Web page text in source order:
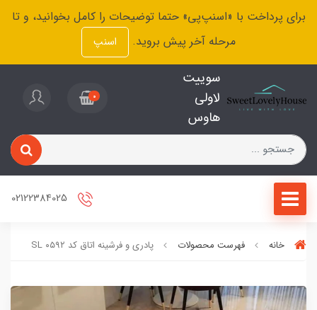
برای پرداخت با «اسنپ‌پی» حتما توضیحات را کامل بخوانید، و تا
مرحله آخر پیش بروید.
اسنپ
سوییت
لاولی
هاوس
0
خانه فهرست محصولات پادری و فرشینه اتاق کد SL ۰۵۹۲